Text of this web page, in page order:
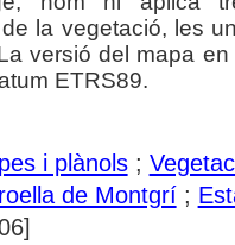
la vegetació, les
versió del mapa
ETRS89.
i plànols;
de Montgrí;